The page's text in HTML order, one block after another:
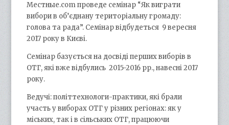
Местные.сom проведе семінар “Як виграти
вибори в об’єднану територіальну громаду:
голова та рада”. Семінар відбудеться 9 вересня
2017 року в Києві.
Семінар базується на досвіді перших виборів в
ОТГ, які вже відбулись 2015-2016 рр., навесні 2017
року.
Ведучі: політтехнологи-практики, які брали
участь у виборах ОТГ у різних регіонах: як у
міських, так і в сільських ОТГ, працюючи